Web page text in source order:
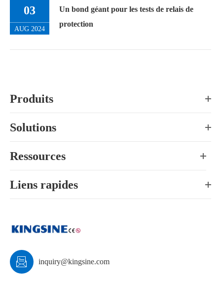
03
AUG 2024
Un bond géant pour les tests de relais de
protection
Produits
Solutions
Ressources
Liens rapides
 inquiry@kingsine.com